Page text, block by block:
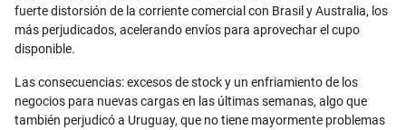
fuerte distorsión de la corriente comercial con Brasil y Australia, los
más perjudicados, acelerando envíos para aprovechar el cupo
disponible.
Las consecuencias: excesos de stock y un enfriamiento de los
negocios para nuevas cargas en las últimas semanas, algo que
también perjudicó a Uruguay, que no tiene mayormente problemas